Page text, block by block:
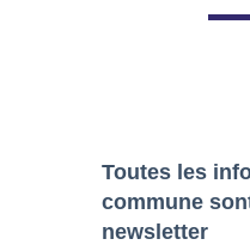
Toutes les
commune
newsletter